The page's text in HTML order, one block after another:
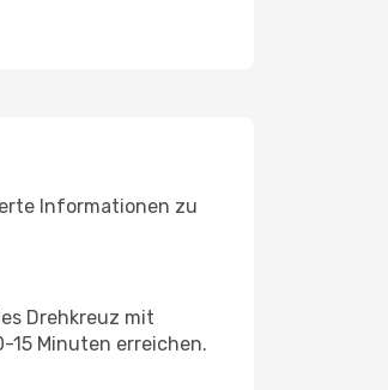
Informationen zu
Drehkreuz mit
Minuten erreichen.